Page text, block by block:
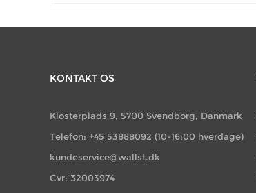
KONTAKT OS
Klosterplads 9, 5700 Svendborg, Danmark
Telefon: +45 53888092 (10-16:00 hverdage)
kundeservice@wallst.dk
Cvr: 32003974